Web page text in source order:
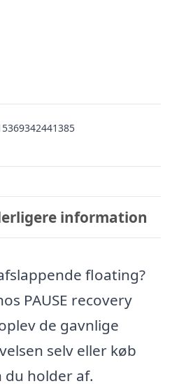
information
floating?
PAUSE recovery
de gavnlige
selv eller køb
du holder af.